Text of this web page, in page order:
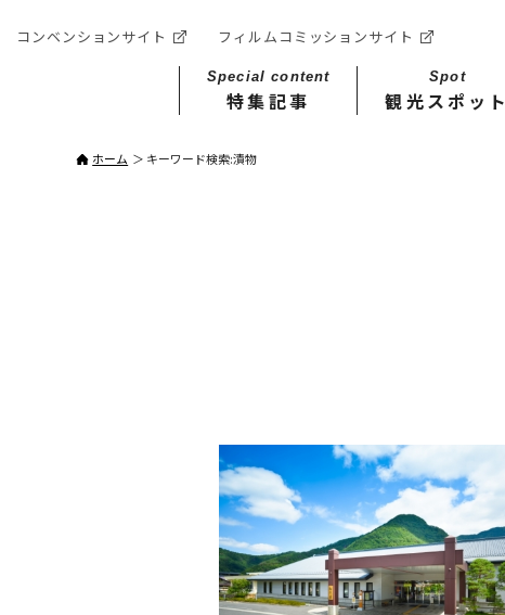
コンベンションサイト フィルムコミッションサイト
Special content
特集記事
Spot
観光スポット
ホーム キーワード検索:漬物